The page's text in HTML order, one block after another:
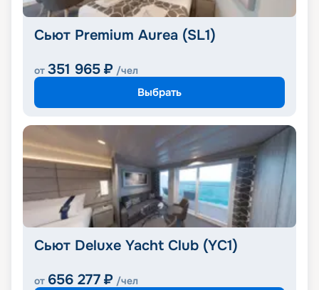
Сьют Premium Aurea (SL1)
от 351 965 ₽ /чел
Выбрать
Сьют Deluxe Yacht Club (YC1)
от 656 277 ₽ /чел